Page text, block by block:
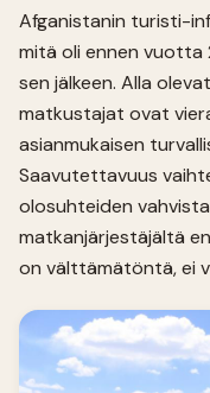
Afganistanin turisti-
mitä oli ennen vuotta
sen jälkeen. Alla
matkustajat ovat
asianmukaisen
Saavutettavuus
olosuhteiden
matkanjärjestäjältä
on välttämätöntä, ei